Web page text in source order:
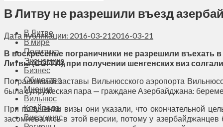
В Литве
В мире
Политика
Экономика
Бизнес
Общество
Мнения
Вильнюс
Клайпеда
Висагинас
В Литву не разрешили въезд
Дата публикации: 2016-03-212016-03-21
В воскресенье пограничники не разрешили въехать
Литвы (СОГГЛ), при получении шенгенских виз
Пограничники заставы Вильнюсского аэропорта
была супружеская пара — граждане Азербайджана:
При получении визы они указали, что окончательной
засомневались в этой версии, потому у